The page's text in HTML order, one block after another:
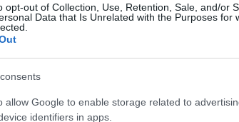
opt-out of Collection, Use, Retention, Sale, and/or
Data that Is Unrelated with the Purposes for
allow Google to enable storage related to
identifiers in apps.
nyújthat a házastársaknak, mert egyes
Tóth Ádám, a Magyar Országos Közjegyzői
is szolgál, hiszen egy vállalkozói
közös vagyont is érintheti. Ha a szerződés
egy későbbi tartozás esetén is segíthet megóvni a